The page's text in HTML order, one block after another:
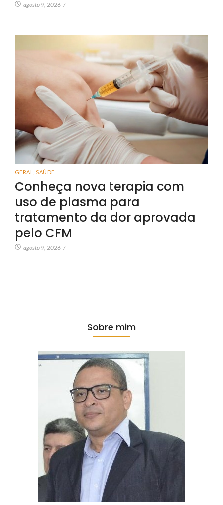
agosto 9, 2026 /
GERAL SAÚDE
Conheça nova terapia com
uso de plasma para
tratamento da dor aprovada
pelo CFM
agosto 9, 2026 /
Sobre mim